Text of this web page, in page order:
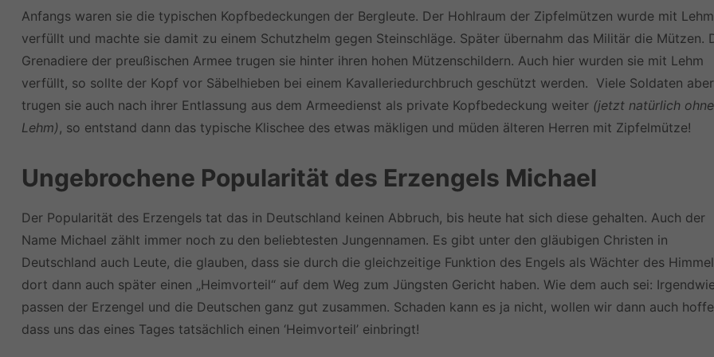
Anfangs waren sie die typischen Kopfbedeckungen der Bergleute. Der Hohlraum der Zipfelmützen wurde mit Lehm
verfüllt und machte sie damit zu einem Schutzhelm gegen Steinschläge. Später übernahm das Militär die Mützen.
Grenadiere der preußischen Armee trugen sie hinter ihren hohen Mützenschildern. Auch hier wurden sie mit Lehm
verfüllt, so sollte der Kopf vor Säbelhieben bei einem Kavalleriedurchbruch geschützt werden. Viele Soldaten aber
trugen sie auch nach ihrer Entlassung aus dem Armeedienst als private Kopfbedeckung weiter (jetzt natürlich ohne
Lehm), so entstand dann das typische Klischee des etwas mäkligen und müden älteren Herren mit Zipfelmütze!
Ungebrochene Popularität des Erzengels Michael
Der Popularität des Erzengels tat das in Deutschland keinen Abbruch, bis heute hat sich diese gehalten. Auch der
Name Michael zählt immer noch zu den beliebtesten Jungennamen. Es gibt unter den gläubigen Christen in
Deutschland auch Leute, die glauben, dass sie durch die gleichzeitige Funktion des Engels als Wächter des
dort dann auch später einen „Heimvorteil“ auf dem Weg zum Jüngsten Gericht haben. Wie dem auch sei:
passen der Erzengel und die Deutschen ganz gut zusammen. Schaden kann es ja nicht, wollen wir dann auch
dass uns das eines Tages tatsächlich einen ‘Heimvorteil’ einbringt!